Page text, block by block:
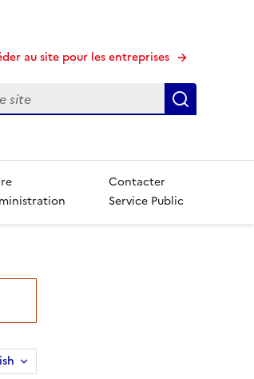
au site pour les entreprises
Contacter
Service Public